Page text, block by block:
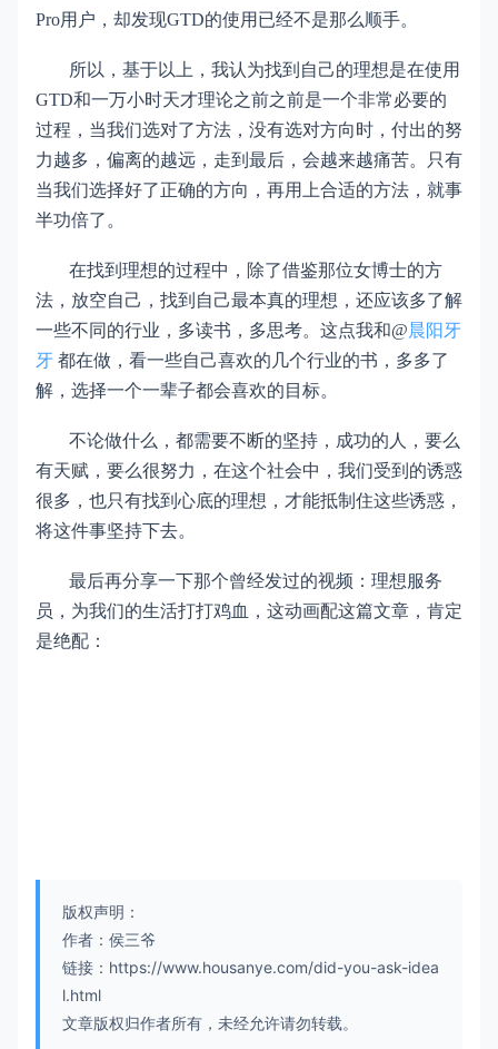
Pro用户，却发现GTD的使用已经不是那么顺手。
所以，基于以上，我认为找到自己的理想是在使用
GTD和一万小时天才理论之前之前是一个非常必要的
过程，当我们选对了方法，没有选对方向时，付出的努
力越多，偏离的越远，走到最后，会越来越痛苦。只有
当我们选择好了正确的方向，再用上合适的方法，就事
半功倍了。
在找到理想的过程中，除了借鉴那位女博士的方
法，放空自己，找到自己最本真的理想，还应该多了解
一些不同的行业，多读书，多思考。这点我和@晨阳牙
牙 都在做，看一些自己喜欢的几个行业的书，多多了
解，选择一个一辈子都会喜欢的目标。
不论做什么，都需要不断的坚持，成功的人，要么
有天赋，要么很努力，在这个社会中，我们受到的诱惑
很多，也只有找到心底的理想，才能抵制住这些诱惑，
将这件事坚持下去。
最后再分享一下那个曾经发过的视频：理想服务
员，为我们的生活打打鸡血，这动画配这篇文章，肯定
是绝配：
版权声明：
作者：侯三爷
链接：https://www.housanye.com/did-you-ask-idea
l.html
文章版权归作者所有，未经允许请勿转载。